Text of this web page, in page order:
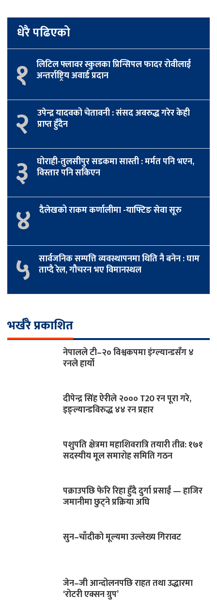
धेरै पढिएको
१ लिटिल फ्लावर स्कुलका प्रिन्सिपल फादर रोवीलाई
अन्तर्राष्ट्रिय अवार्ड प्रदान
२ उपेन्द्र यादवको चेतावनी : संसद अवरुद्ध गरेर केही
प्राप्त हुँदैन
३ घोराही-तुलसीपुर सडकमा सास्ती : मर्मत पनि भएन,
विस्तार पनि सकिएन
४ दैलेखको राकम कर्णालीमा -याफ्टिङ सेवा सूरु
५ सार्वजनिक सम्पत्ति व्यवस्थापनमा थिति नै बनेन : घाम
ताप्दै रेल, गौचरन भए विमानस्थल
भर्खरै प्रकाशित
नेपालले टी–२० विश्वकपमा इंग्ल्यान्डसँग ४
रनले हार्यो
दीपेन्द्र सिंह ऐरीले २००० T20 रन पूरा गरे,
इङ्ल्यान्डविरुद्ध ४४ रन प्रहार
पशुपति क्षेत्रमा महाशिवरात्रि तयारी तीव्र: १७१
सदस्यीय मूल समारोह समिति गठन
पक्राउपछि फेरि रिहा हुँदै दुर्गा प्रसाईं — हाजिर
जमानीमा छुट्ने प्रक्रिया अघि
सुन–चाँदीको मूल्यमा उल्लेख्य गिरावट
जेन–जी आन्दोलनपछि राहत तथा उद्धारमा
‘रोटरी एक्सन ग्रुप’